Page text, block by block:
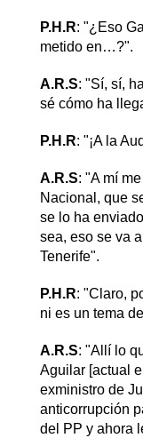
P.H.R: "¿Eso
metido en…?".
A.R.S: "Sí, sí,
sé cómo ha
P.H.R: "¡A la
A.R.S: "A mí
Nacional, que
se lo ha
sea, eso se va
Tenerife".
P.H.R: "Claro,
ni es un tema
A.R.S: "Allí lo
Aguilar [actual
exministro de
anticorrupción
del PP y ahora